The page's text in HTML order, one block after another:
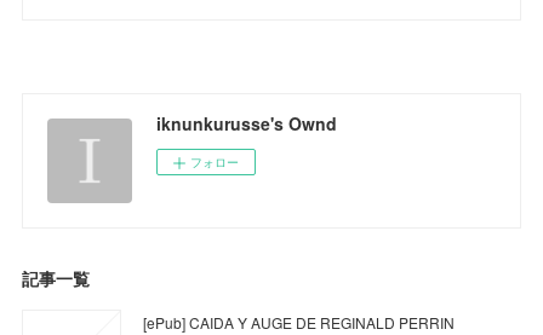
iknunkurusse's Ownd
フォロー
記事一覧
[ePub] CAIDA Y AUGE DE REGINALD PERRIN